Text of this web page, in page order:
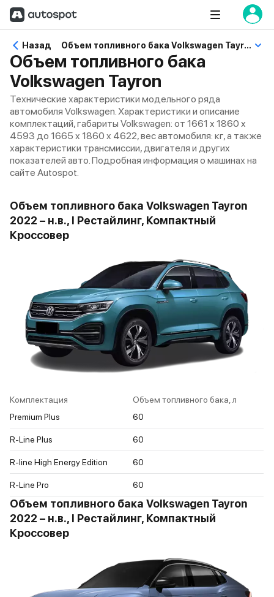
Назад Объем топливного бака Volkswagen Tayron
Объем топливного бака
Volkswagen Tayron
Технические характеристики модельного ряда
автомобиля Volkswagen. Характеристики и описание
комплектаций, габариты Volkswagen: от 1661 x 1860 x
4593 до 1665 x 1860 x 4622, вес автомобиля: кг, а также
характеристики трансмиссии, двигателя и других
показателей авто. Подробная информация о машинах на
сайте Autospot.
Объем топливного бака Volkswagen Tayron
2022 – н.в., I Рестайлинг, Компактный
Кроссовер
Комплектация
Объем топливного бака, л
Premium Plus
60
R-Line Plus 60
R-line High Energy Edition 60
R-Line Pro 60
Объем топливного бака Volkswagen Tayron
2022 – н.в., I Рестайлинг, Компактный
Кроссовер